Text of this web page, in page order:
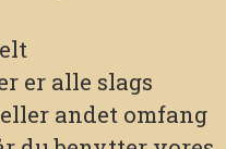
er alle slags
andet omfang